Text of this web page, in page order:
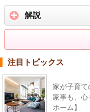
解説
注目トピックス
家が子育て
家事も、心
ホーム】